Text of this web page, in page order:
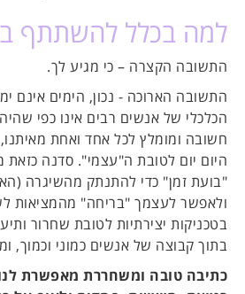
למה בכלל להשתתף
התשובה הקצרה – כי מגיע לך.
התשובה הארוכה - נכון, הימים אינם
הכלכלי של אנשים רבים אינו כפי
חשובה ומומלץ לכל אחד ואחת
היום יום לטובת ה"עצמי". סדנה
"בועת זמן" כדי להתנתק מהשיגרה
ולאפשר לעצמך "בריחה" מהמציאות
בטכניקות יצירתיות לטובת שחרור
בתוך קבוצה של אנשים כמוני וכמוך,
כתיבה טובה ומשחררת מאפשרת